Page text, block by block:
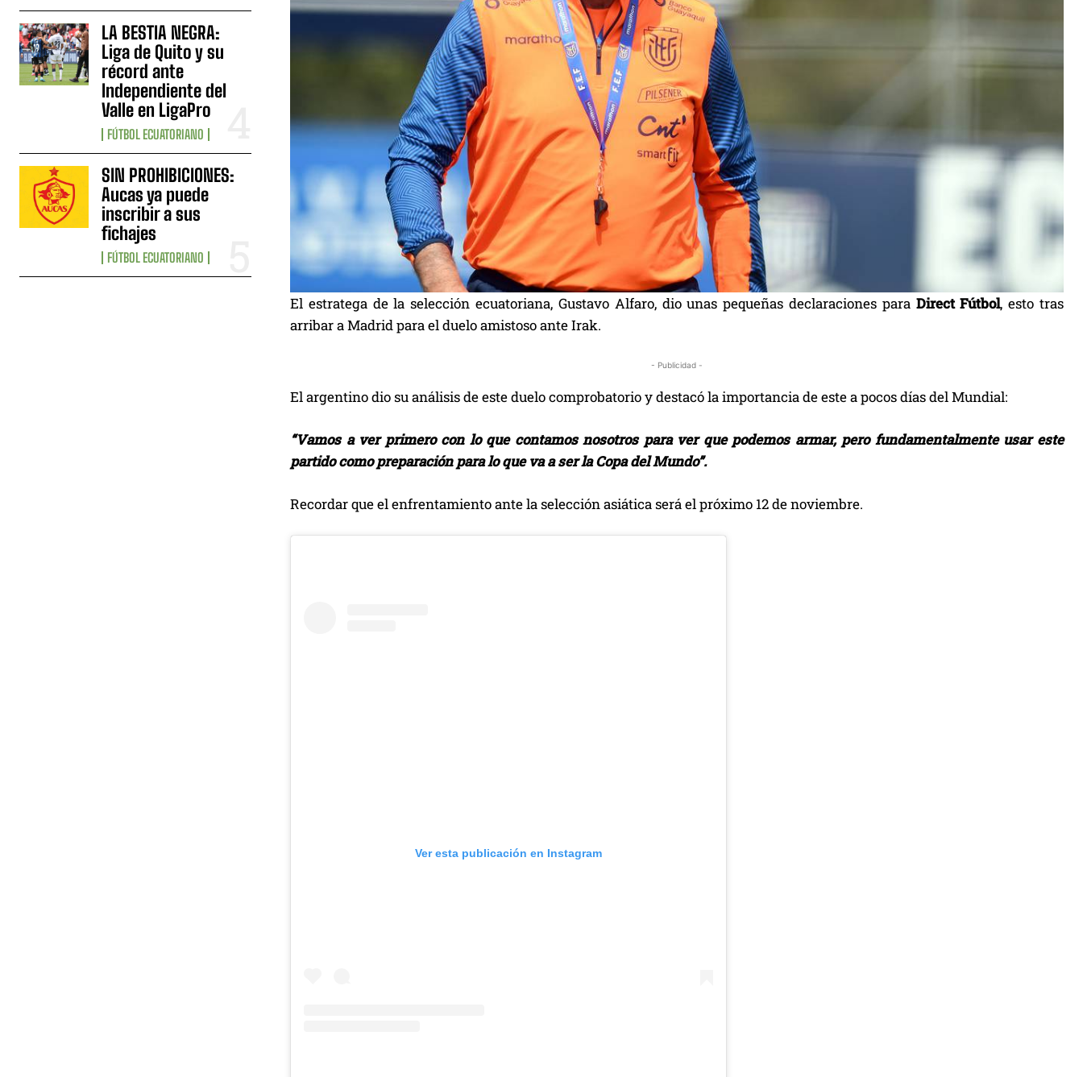
LA BESTIA NEGRA:
Liga de Quito y su
récord ante
Independiente del
Valle en LigaPro
FÚTBOL ECUATORIANO
SIN PROHIBICIONES:
Aucas ya puede
inscribir a sus
fichajes
FÚTBOL ECUATORIANO
El estratega de la selección ecuatoriana, Gustavo Alfaro, dio unas pequeñas declaraciones para Direct Fútbol, esto tras
arribar a Madrid para el duelo amistoso ante Irak.
- Publicidad -
El argentino dio su análisis de este duelo comprobatorio y destacó la importancia de este a pocos días del Mundial:
“Vamos a ver primero con lo que contamos nosotros para ver que podemos armar, pero fundamentalmente usar este
partido como preparación para lo que va a ser la Copa del Mundo”.
Recordar que el enfrentamiento ante la selección asiática será el próximo 12 de noviembre.
Ver esta publicación en Instagram